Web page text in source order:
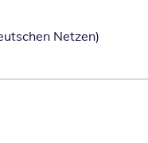
Netzen)